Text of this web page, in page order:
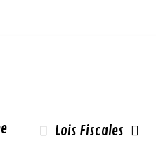
Lois Fiscales